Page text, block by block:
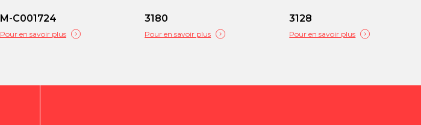
M-C001724
Pour en savoir plus
3180
Pour en savoir plus
3128
Pour en savoir plus